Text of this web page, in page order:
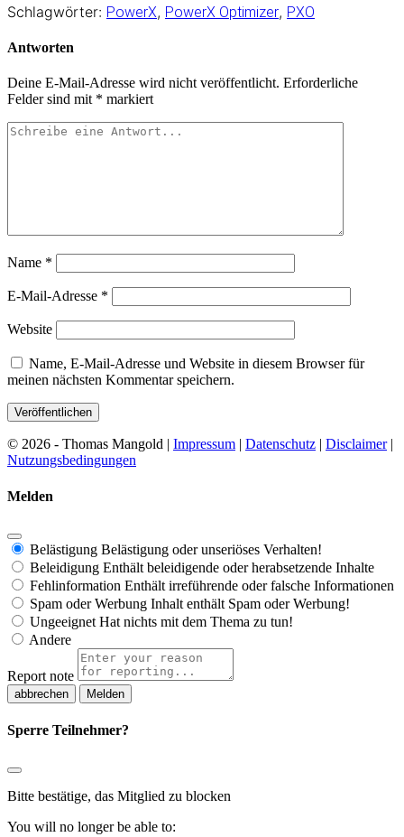
Schlagwörter: PowerX, PowerX Optimizer, PXO
Antworten
Deine E-Mail-Adresse wird nicht veröffentlicht. Erforderliche
Felder sind mit * markiert
Name *
E-Mail-Adresse *
Website
Name, E-Mail-Adresse und Website in diesem Browser für
meinen nächsten Kommentar speichern.
© 2026 - Thomas Mangold | Impressum | Datenschutz | Disclaimer|
Nutzungsbedingungen
Melden
Belästigung Belästigung oder unseriöses Verhalten!
Beleidigung Enthält beleidigende oder herabsetzende Inhalte
Fehlinformation Enthält irreführende oder falsche Informationen
Spam oder Werbung Inhalt enthält Spam oder Werbung!
Ungeeignet Hat nichts mit dem Thema zu tun!
Andere
Report note
Melden
Sperre Teilnehmer?
Bitte bestätige, das Mitglied zu blocken
You will no longer be able to: